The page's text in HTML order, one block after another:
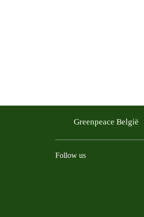
Greenpeace België
Follow us